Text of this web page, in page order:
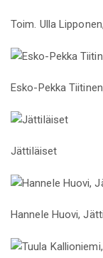
Toim. Ulla
Esko-Pekka
Jättiläiset
Hannele Huovi,